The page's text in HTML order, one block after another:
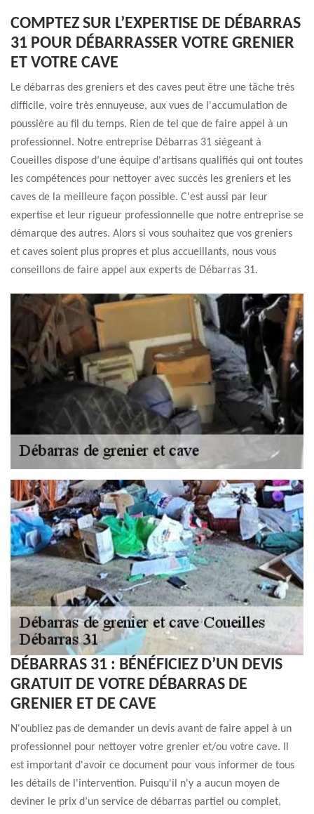
COMPTEZ SUR L’EXPERTISE DE DÉBARRAS
31 POUR DÉBARRASSER VOTRE GRENIER
ET VOTRE CAVE
Le débarras des greniers et des caves peut être une tâche très
difficile, voire très ennuyeuse, aux vues de l'accumulation de
poussière au fil du temps. Rien de tel que de faire appel à un
professionnel. Notre entreprise Débarras 31 siégeant à
Coueilles dispose d’une équipe d'artisans qualifiés qui ont toutes
les compétences pour nettoyer avec succès les greniers et les
caves de la meilleure façon possible. C'est aussi par leur
expertise et leur rigueur professionnelle que notre entreprise se
démarque des autres. Alors si vous souhaitez que vos greniers
et caves soient plus propres et plus accueillants, nous vous
conseillons de faire appel aux experts de Débarras 31.
DÉBARRAS 31 : BÉNÉFICIEZ D’UN DEVIS
GRATUIT DE VOTRE DÉBARRAS DE
GRENIER ET DE CAVE
N'oubliez pas de demander un devis avant de faire appel à un
professionnel pour nettoyer votre grenier et/ou votre cave. Il
est important d'avoir ce document pour vous informer de tous
les détails de l'intervention. Puisqu'il n'y a aucun moyen de
deviner le prix d’un service de débarras partiel ou complet,